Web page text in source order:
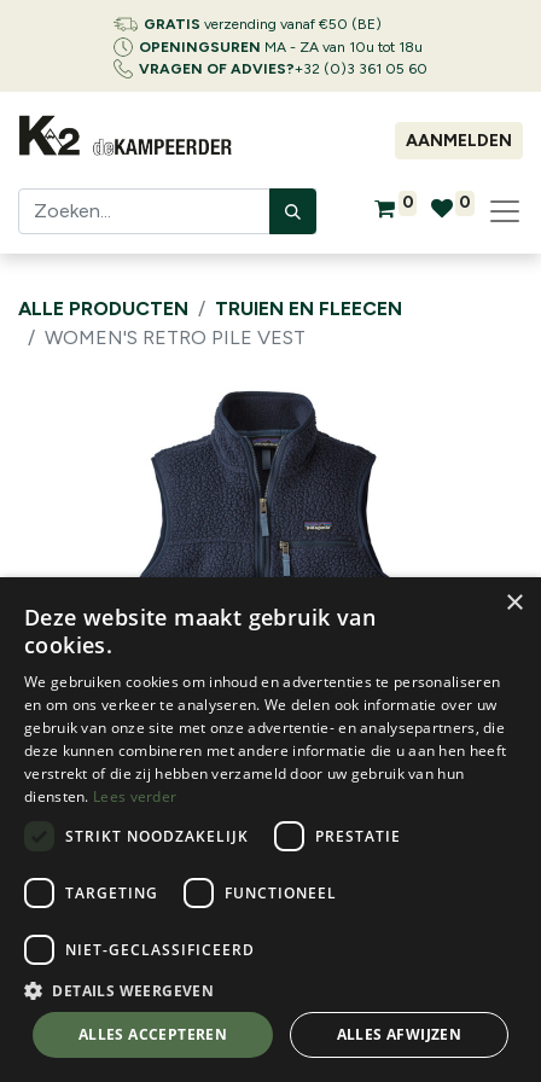
GRATIS verzending vanaf €50 (BE)
OPENINGSUREN MA - ZA van 10u tot 18u
VRAGEN OF ADVIES?+32 (0)3 361 05 60
AANMELDEN
0 0
ALLE PRODUCTEN
TRUIEN EN FLEECEN
WOMEN'S RETRO PILE VEST
Patagonia
Women's Retro Pile Vest
New Navy
Kies een maat
💬 Stel je vraag over dit product via WhatsApp
×
Deze website maakt gebruik van
cookies.
We gebruiken cookies om inhoud en advertenties te personaliseren
en om ons verkeer te analyseren. We delen ook informatie over uw
gebruik van onze site met onze advertentie- en analysepartners, die
deze kunnen combineren met andere informatie die u aan hen heeft
verstrekt of die zij hebben verzameld door uw gebruik van hun
diensten. Lees verder
STRIKT NOODZAKELIJK
PRESTATIE
TARGETING FUNCTIONEEL
NIET-GECLASSIFICEERD
DETAILS WEERGEVEN
ALLES ACCEPTEREN ALLES AFWIJZEN